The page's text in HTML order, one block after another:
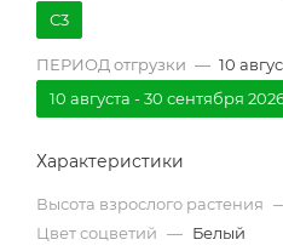
С3
ПЕРИОД отгрузки — 10
10 августа - 30 сентября
Характеристики
Высота взрослого растения
Цвет соцветий — Белый